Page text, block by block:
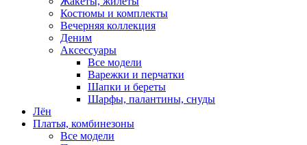
Костюмы и комплекты
Вечерняя коллекция
Деним
Аксессуары
Все модели
Варежки и перчатки
Шапки и береты
Шарфы, палантины, снуды
Лён
Платья, комбинезоны
Все модели